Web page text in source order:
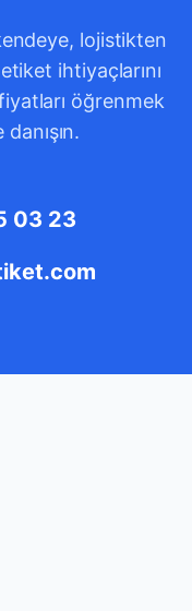
lojistikten
ihtiyaçlarını
öğrenmek
03 23